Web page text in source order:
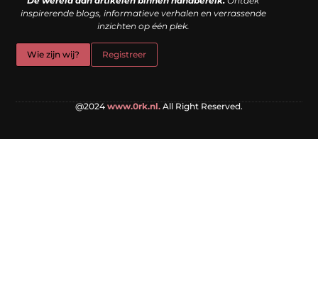
inspirerende blogs, informatieve verhalen en verrassende
inzichten op één plek.
Wie zijn wij? Registreer
@2024 www.0rk.nl. All Right Reserved.